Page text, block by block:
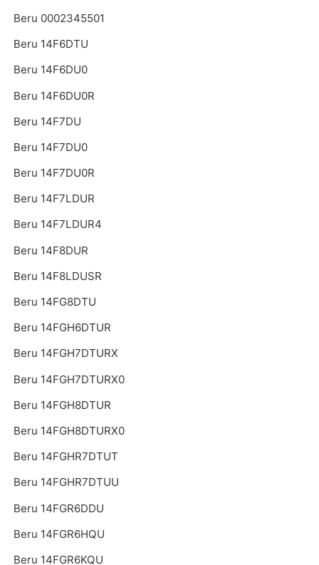
Beru 0002345501
Beru 14F6DTU
Beru 14F6DU0
Beru 14F6DU0R
Beru 14F7DU
Beru 14F7DU0
Beru 14F7DU0R
Beru 14F7LDUR
Beru 14F7LDUR4
Beru 14F8DUR
Beru 14F8LDUSR
Beru 14FG8DTU
Beru 14FGH6DTUR
Beru 14FGH7DTURX
Beru 14FGH7DTURX0
Beru 14FGH8DTUR
Beru 14FGH8DTURX0
Beru 14FGHR7DTUT
Beru 14FGHR7DTUU
Beru 14FGR6DDU
Beru 14FGR6HQU
Beru 14FGR6KQU